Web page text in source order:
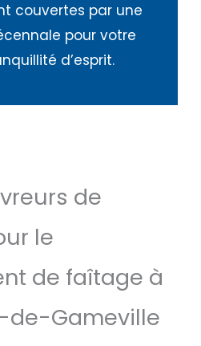
couvertes par une
pour votre
d’esprit.
de
le
de faîtage à
de-Gameville